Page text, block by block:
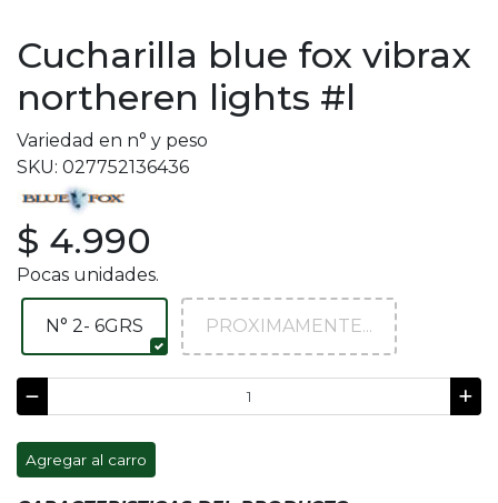
Cucharilla blue fox vibrax
northeren lights #l
Variedad en n° y peso
SKU: 027752136436
$ 4.990
Pocas unidades.
N° 2- 6GRS PROXIMAMENTE...
Agregar al carro